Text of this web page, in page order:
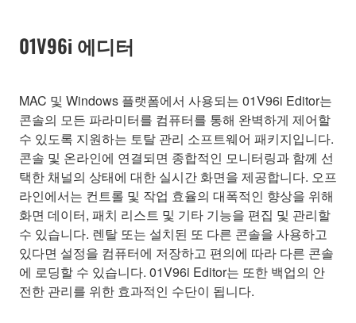
01V96i 에디터
MAC 및 Windows 플랫폼에서 사용되는 01V96i Editor는
콘솔의 모든 파라미터를 컴퓨터를 통해 완벽하게 제어할
수 있도록 지원하는 토탈 관리 소프트웨어 패키지입니다.
콘솔 및 온라인에 연결되면 종합적인 모니터링과 함께 선
택한 채널의 상태에 대한 실시간 화면을 제공합니다. 오프
라인에서는 컨트롤 및 작업 효율의 대폭적인 향상을 위해
화면 데이터, 패치 리스트 및 기타 기능을 편집 및 관리할
수 있습니다. 렌탈 또는 설치된 또 다른 콘솔을 사용하고
있다면 설정을 컴퓨터에 저장하고 편의에 따라 다른 콘솔
에 로딩할 수 있습니다. 01V96i Editor는 또한 백업의 안
전한 관리를 위한 효과적인 수단이 됩니다.